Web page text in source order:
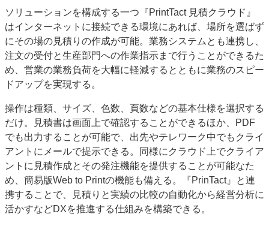
ソリューションを構成する一つ『PrintTact 見積クラウド』
はインターネットに接続できる環境にあれば、場所を選ばず
にその場の見積りの作成が可能。業務システムとも連携し、
注文の受付と生産部門への作業指示まで行うことができるた
め、営業の業務負荷を大幅に軽減するとともに業務のスピー
ドアップを実現する。
操作は種類、サイズ、色数、頁数などの基本仕様を選択する
だけ。見積書は画面上で確認することができるほか、PDF
でも出力することが可能で、出先やテレワーク中でもクライ
アントにメールで提示できる。同様にクラウド上でクライア
ントに見積作成とその発注機能を提供することが可能なた
め、簡易版Web to Printの機能も備える。『PrinTact』と連
携することで、見積りと実績の比較の自動化から経営分析に
活かすなどDXを推進する仕組みを構築できる。